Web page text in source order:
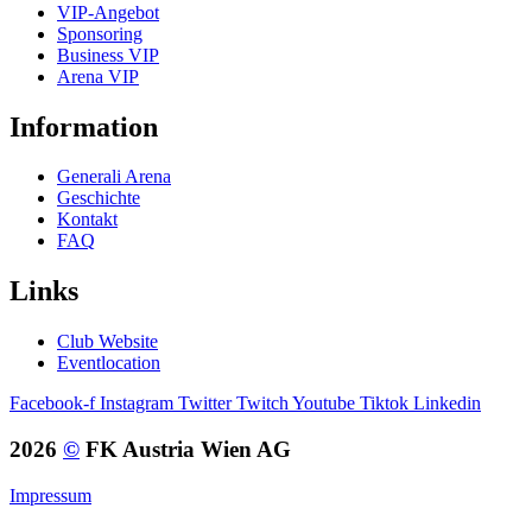
VIP-Angebot
Sponsoring
Business VIP
Arena VIP
Information
Generali Arena
Geschichte
Kontakt
FAQ
Links
Club Website
Eventlocation
Facebook-f Instagram Twitter Twitch Youtube Tiktok Linkedin
2026 © FK Austria Wien AG
Impressum